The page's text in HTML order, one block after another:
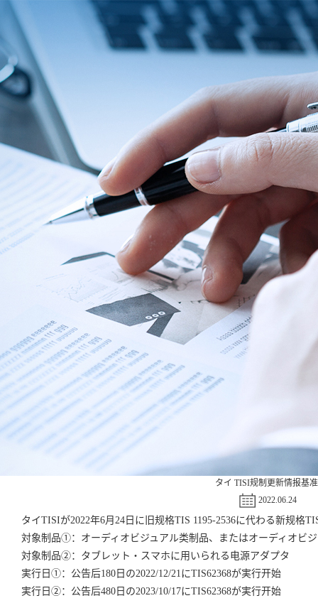
NEWS
News &
Event
Knowledge
PRODUCTS
Power
Supply
OEM
SOLUTIONS
Medical
Hybrid Work
Smart Home
QUALITY
ASSURANCE
Quality System
Environment
Certifications
Message
News
Products
Solutions
Quality assurance
Contact
Investor
CN
简体
TR
繁体
EN
English
タイ TISI规制更新情报基准
2022.06.24
タイTISIが2022年6月24日に旧规格TIS 1195-2536に代わる新规格
対象制品①：オーディオビジュアル类制品、またはオーディオビ
対象制品②：タブレット・スマホに用いられる电源アダプタ
実行日①：公告后180日の2022/12/21にTIS62368が実行开始
実行日②：公告后480日の2023/10/17にTIS62368が実行开始